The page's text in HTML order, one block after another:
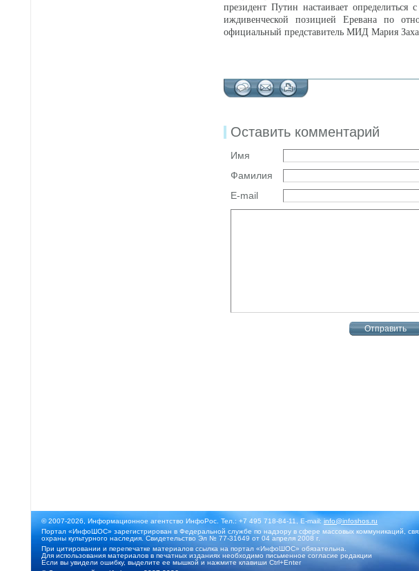
президент Путин настаивает
иждивенческой позицией Еревана по
официальный представитель МИД Мария
Оставить комментарий
Имя
Фамилия
E-mail
© 2007-2026, Информационное агентство ИнфоРос. Тел.: +7 495 718-84-11, E-mail:info@infoshos.ru
Портал «ИнфоШОС» зарегистрирован в Федеральной службе по надзору в сфере массовых коммуникаций,
охраны культурного наследия. Свидетельство Эл № 77-31649 от 04 апреля 2008 г.
При цитировании и перепечатке материалов ссылка на портал «ИнфоШОС» обязательна.
Для использования материалов в печатных изданиях необходимо письменное согласие редакции
Если вы увидели ошибку, выделите ее мышкой и нажмите клавиши Ctrl+Enter